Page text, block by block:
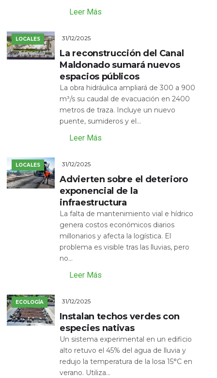
Leer Más
LOCALES 31/12/2025
La reconstrucción del Canal
Maldonado sumará nuevos
espacios públicos
La obra hidráulica ampliará de 300 a 900
m³/s su caudal de evacuación en 2400
metros de traza. Incluye un nuevo
puente, sumideros y el...
Leer Más
LOCALES 31/12/2025
Advierten sobre el deterioro
exponencial de la
infraestructura
La falta de mantenimiento vial e hídrico
genera costos económicos diarios
millonarios y afecta la logística. El
problema es visible tras las lluvias, pero
no...
Leer Más
ECOLOGÍA 31/12/2025
Instalan techos verdes con
especies nativas
Un sistema experimental en un edificio
alto retuvo el 45% del agua de lluvia y
redujo la temperatura de la losa 15°C en
verano. Utiliza...